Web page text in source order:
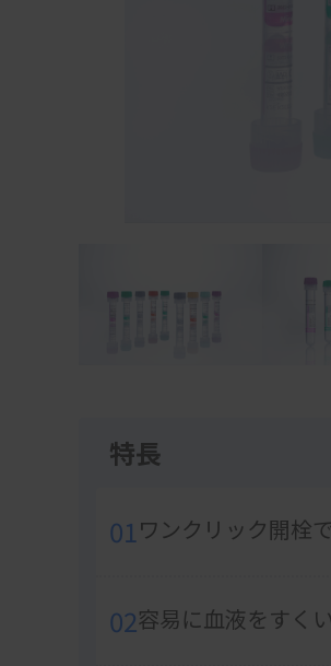
特長
01ワンクリック開栓
02容易に血液をすく